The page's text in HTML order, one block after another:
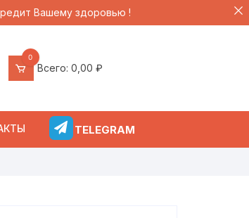
Вашему здоровью !
0
Всего: 0,00 ₽
TELEGRAM